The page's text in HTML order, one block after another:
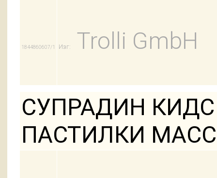
1844860607/1 Изг: Trolli GmbH
СУПРАДИН
ПАСТИЛКИ